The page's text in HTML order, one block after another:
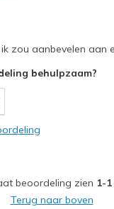
ik zou aanbevelen aan
behulpzaam?
beoordeling zien 1-1
Terug naar boven